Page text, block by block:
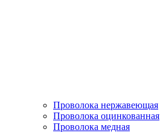
Проволока нержавеющая
Проволока оцинкованная
Проволока медная